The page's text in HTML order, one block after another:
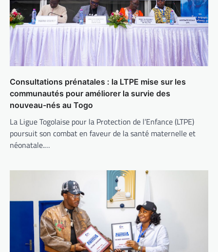
Consultations prénatales : la LTPE mise sur les
communautés pour améliorer la survie des
nouveau-nés au Togo
La Ligue Togolaise pour la Protection de l’Enfance (LTPE)
poursuit son combat en faveur de la santé maternelle et
néonatale.…